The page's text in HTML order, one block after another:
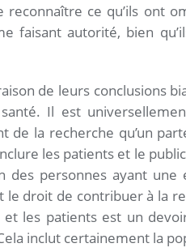
reconnaître ce qu’ils ont
faisant autorité, bien
de leurs conclusions
Il est
de la recherche qu’un
les patients et le
des personnes ayant
le droit de contribuer à la
et les patients est un
inclut certainement la